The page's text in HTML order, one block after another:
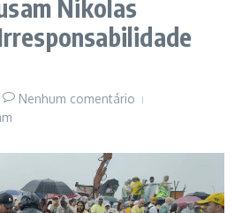
Nikolas
Nenhum comentário